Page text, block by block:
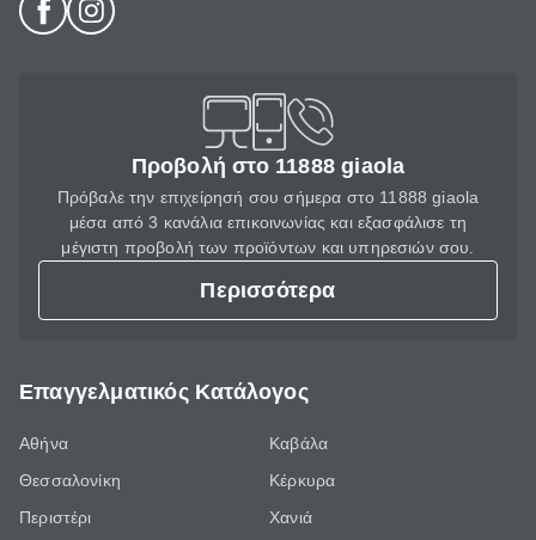
Προβολή στο 11888 giaola
Πρόβαλε την επιχείρησή σου σήμερα στο 11888 giaola
μέσα από 3 κανάλια επικοινωνίας και εξασφάλισε τη
μέγιστη προβολή των προϊόντων και υπηρεσιών σου.
Περισσότερα
Επαγγελματικός Κατάλογος
Αθήνα
Θεσσαλονίκη
Περιστέρι
Καβάλα
Κέρκυρα
Χανιά